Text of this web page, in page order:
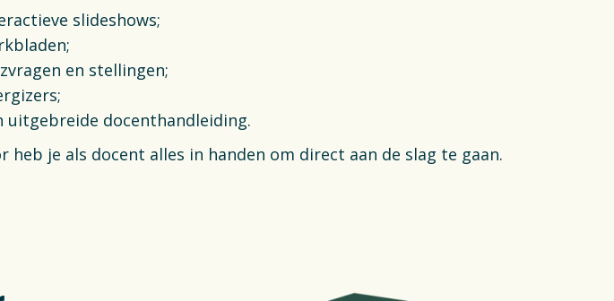
slideshows;
en stellingen;
uitgebreide docenthandleiding.
heb je als docent alles in handen om direct aan de slag te gaan.